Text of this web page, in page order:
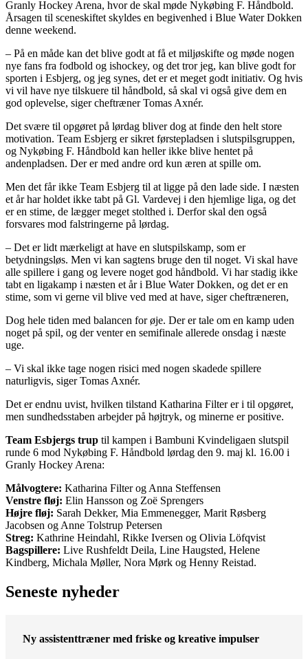
Granly Hockey Arena, hvor de skal møde Nykøbing F. Håndbold.
Årsagen til sceneskiftet skyldes en begivenhed i Blue Water Dokken
denne weekend.
– På en måde kan det blive godt at få et miljøskifte og møde nogen
nye fans fra fodbold og ishockey, og det tror jeg, kan blive godt for
sporten i Esbjerg, og jeg synes, det er et meget godt initiativ. Og hvis
vi vil have nye tilskuere til håndbold, så skal vi også give dem en
god oplevelse, siger cheftræner Tomas Axnér.
Det svære til opgøret på lørdag bliver dog at finde den helt store
motivation. Team Esbjerg er sikret førstepladsen i slutspilsgruppen,
og Nykøbing F. Håndbold kan heller ikke blive hentet på
andenpladsen. Der er med andre ord kun æren at spille om.
Men det får ikke Team Esbjerg til at ligge på den lade side. I næsten
et år har holdet ikke tabt på Gl. Vardevej i den hjemlige liga, og det
er en stime, de lægger meget stolthed i. Derfor skal den også
forsvares mod falstringerne på lørdag.
– Det er lidt mærkeligt at have en slutspilskamp, som er
betydningsløs. Men vi kan sagtens bruge den til noget. Vi skal have
alle spillere i gang og levere noget god håndbold. Vi har stadig ikke
tabt en ligakamp i næsten et år i Blue Water Dokken, og det er en
stime, som vi gerne vil blive ved med at have, siger cheftræneren,
Dog hele tiden med balancen for øje. Der er tale om en kamp uden
noget på spil, og der venter en semifinale allerede onsdag i næste
uge.
– Vi skal ikke tage nogen risici med nogen skadede spillere
naturligvis, siger Tomas Axnér.
Det er endnu uvist, hvilken tilstand Katharina Filter er i til opgøret,
men sundhedsstaben arbejder på højtryk, og minerne er positive.
Team Esbjergs trup til kampen i Bambuni Kvindeligaen slutspil
runde 6 mod Nykøbing F. Håndbold lørdag den 9. maj kl. 16.00 i
Granly Hockey Arena:
Målvogtere: Katharina Filter og Anna Steffensen
Venstre fløj: Elin Hansson og Zoë Sprengers
Højre fløj: Sarah Dekker, Mia Emmenegger, Marit Røsberg
Jacobsen og Anne Tolstrup Petersen
Streg: Kathrine Heindahl, Rikke Iversen og Olivia Löfqvist
Bagspillere: Live Rushfeldt Deila, Line Haugsted, Helene
Kindberg, Michala Møller, Nora Mørk og Henny Reistad.
Seneste nyheder
Ny assistenttræner med friske og kreative impulser